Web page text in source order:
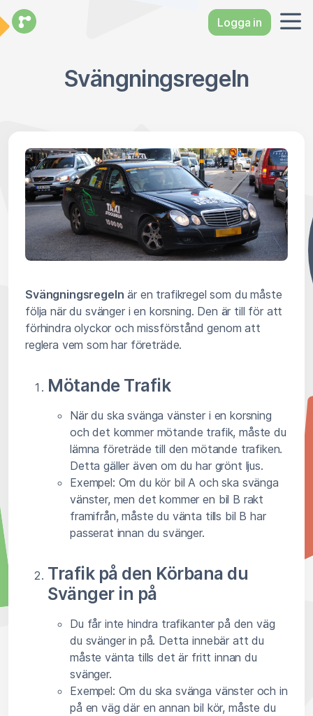
Logga in
Svängningsregeln
Svängningsregeln är en trafikregel som du måste
följa när du svänger i en korsning. Den är till för att
förhindra olyckor och missförstånd genom att
reglera vem som har företräde.
Mötande Trafik
När du ska svänga vänster i en korsning
och det kommer mötande trafik, måste du
lämna företräde till den mötande trafiken.
Detta gäller även om du har grönt ljus.
Exempel: Om du kör bil A och ska svänga
vänster, men det kommer en bil B rakt
framifrån, måste du vänta tills bil B har
passerat innan du svänger.
Trafik på den Körbana du
Svänger in på
Du får inte hindra trafikanter på den väg
du svänger in på. Detta innebär att du
måste vänta tills det är fritt innan du
svänger.
Exempel: Om du ska svänga vänster och in
på en väg där en annan bil kör, måste du